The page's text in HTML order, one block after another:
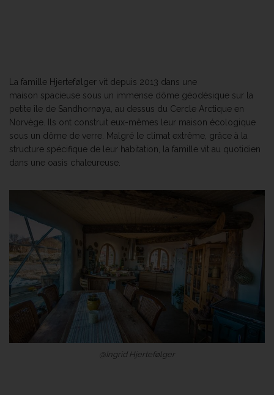
La famille Hjertefølger vit depuis 2013 dans une
maison spacieuse sous un immense dôme géodésique sur la
petite île de Sandhornøya, au dessus du Cercle Arctique en
Norvège. Ils ont construit eux-mêmes leur maison écologique
sous un dôme de verre. Malgré le climat extrême, grâce à la
structure spécifique de leur habitation, la famille vit au quotidien
dans une oasis chaleureuse.
@Ingrid Hjertefølger